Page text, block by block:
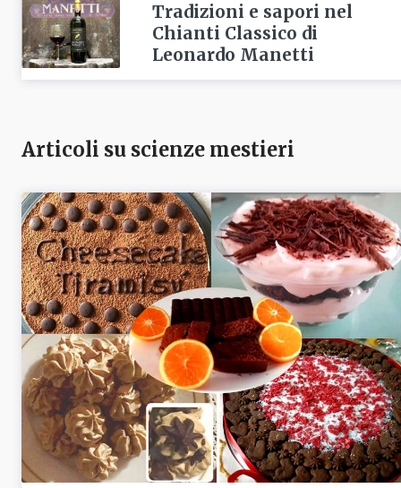
Tradizioni e sapori nel
Chianti Classico di
Leonardo Manetti
Articoli su scienze mestieri